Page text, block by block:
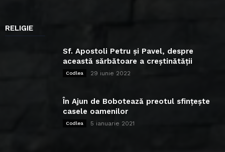
RELIGIE
Sf. Apostoli Petru și Pavel, despre
această sărbătoare a creștinătății
Codlea 29 iunie 2022
În Ajun de Bobotează preotul sfințește
casele oamenilor
Codlea 5 ianuarie 2021